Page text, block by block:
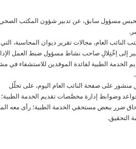
بعثة
مغلقة
بحبس مسؤول سابق، عن تدبير شؤون المكتب
النائب العام، مجالات تقرير ديوان المحاسبة، التي
إلى اِخْتِلالِ صاحب نشاط مسؤول ضبط العمل
الخدمة الطبية لفائدة الموفدين للاستشفاء في
على صفحة النائب العام اليوم، على تحلّل
وضوابط إدارة مخصَّصات تقديم الخدمة الطبية؛
ضرر ببعض مستحقي الخدمة الطبية؛ رأى معه
التحقيق.